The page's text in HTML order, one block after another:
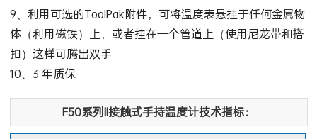
8、无需破坏校准铅封，即可更换电池
9、利用可选的ToolPak附件，可将温度表悬挂于任何金属物
体（利用磁铁）上，或者挂在一个管道上（使用尼龙带和搭
扣）这样可腾出双手
F50系列II接触式手持温度计技术指标：